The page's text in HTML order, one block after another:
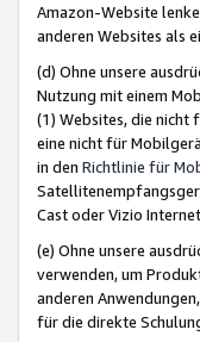
Amazon-Website
anderen Websites als
(d) Ohne unsere
Nutzung mit einem
(1) Websites, die nicht
eine nicht für
in den Richtlinie für
Cast oder Vizio
(e) Ohne unsere
verwenden, um
anderen
für die direkte